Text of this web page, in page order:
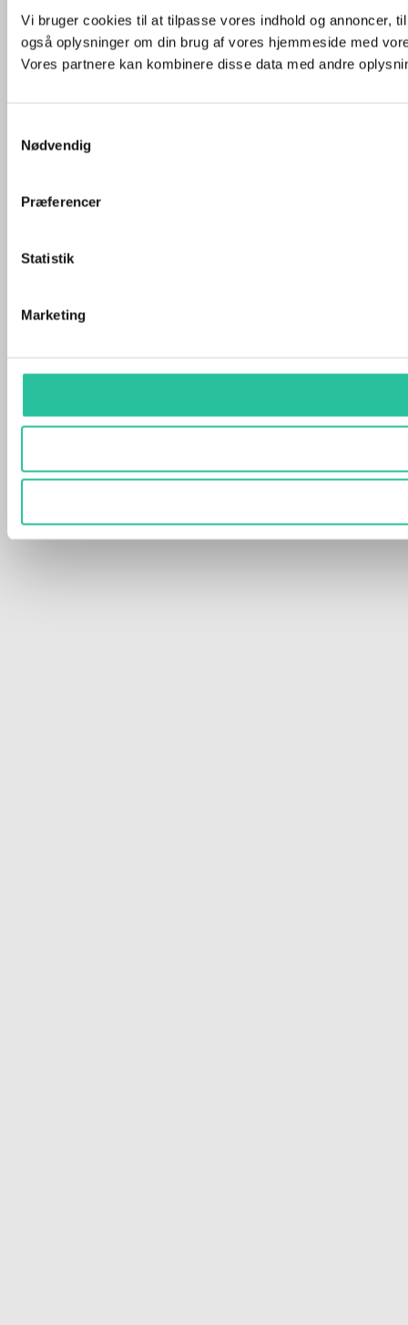
Vi bruger cookies til at tilpasse vores indhold og annoncer,
også oplysninger om din brug af vores hjemmeside med
Vores partnere kan kombinere disse data med andre
Nødvendig
Præferencer
Statistik
Marketing